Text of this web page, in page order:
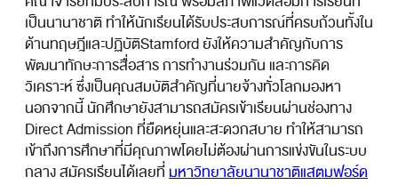
เป็นนานาชาติ ทำให้นักเรียนได้รับประสบการณ์ที่ครบถ้วนทั้งใน
ด้านทฤษฎีและปฏิบัติStamford ยังให้ความสำคัญกับการ
พัฒนาทักษะการสื่อสาร การทำงานร่วมกัน และการคิด
วิเคราะห์ ซึ่งเป็นคุณสมบัติสำคัญที่นายจ้างทั่วโลกมองหา
นอกจากนี้ นักศึกษายังสามารถสมัครเข้าเรียนผ่านช่องทาง
Direct Admission ที่ยืดหยุ่นและสะดวกสบาย ทำให้สามารถ
เข้าถึงการศึกษาที่มีคุณภาพโดยไม่ต้องผ่านการแข่งขันในระบบ
กลาง สมัครเรียนได้เลยที่มหาวิทยาลัยนานาชาติแสตมฟอร์ด